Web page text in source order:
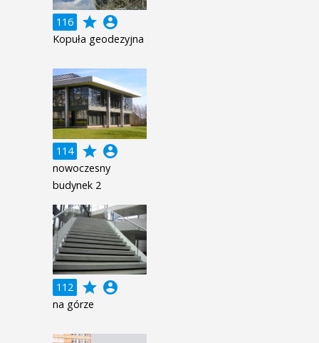
116 grade account_circle
Kopuła geodezyjna
114 grade account_circle
nowoczesny
budynek 2
112 grade account_circle
na górze